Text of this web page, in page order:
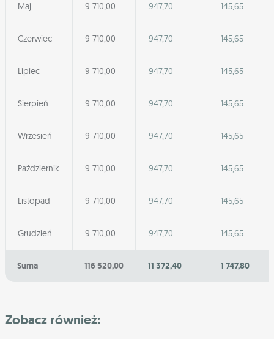
Maj 9 710,00 947,70 145,65
Czerwiec 9 710,00 947,70 145,65
Lipiec 9 710,00 947,70 145,65
Sierpień 9 710,00 947,70 145,65
Wrzesień 9 710,00 947,70 145,65
Październik 9 710,00 947,70 145,65
Listopad 9 710,00 947,70 145,65
Grudzień 9 710,00 947,70 145,65
Suma 116 520,00 11 372,40 1 747,80
Zobacz również: